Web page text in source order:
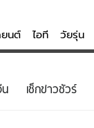
นต์ ไอที วัยรุ่น
น เช็กข่าวชัวร์